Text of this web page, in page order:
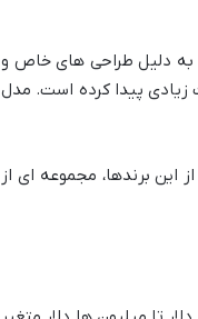
به دلیل طراحی های خاص و
زیادی پیدا کرده است. مدل
برندها، مجموعه ای از